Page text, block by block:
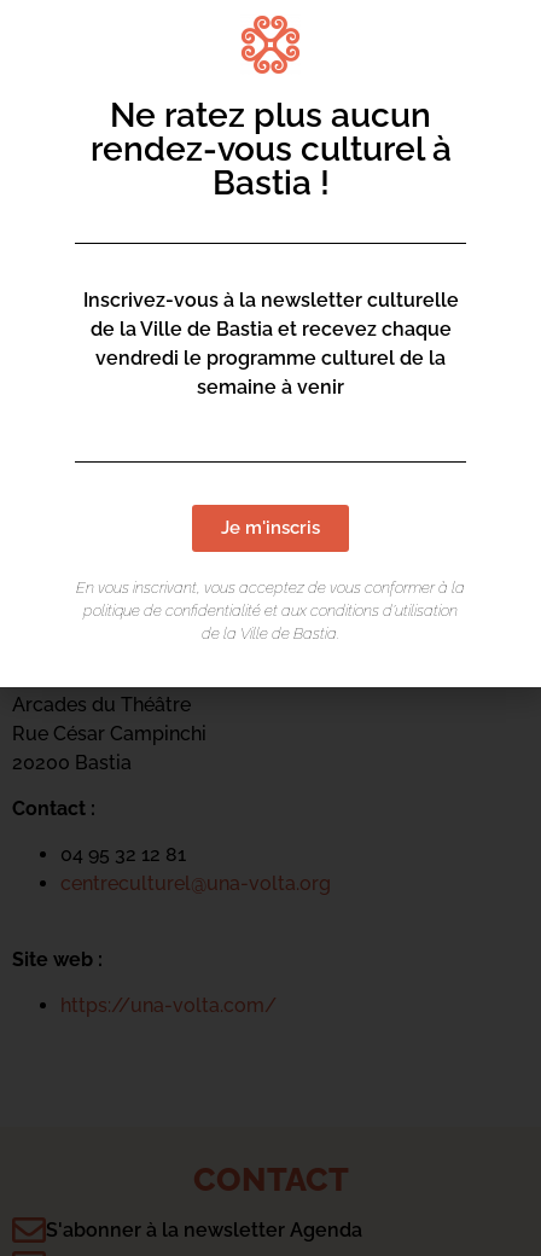
sont proposés certains samedis de l’année.
LIEU DE L'ÉVÉNEMENT
Arcades du Théâtre
Rue César Campinchi
20200 Bastia
Contact :
04 95 32 12 81
centreculturel@una-volta.org
Site web :
https://una-volta.com/
CONTACT
S'abonner à la newsletter Agenda
Ne ratez plus aucun
rendez-vous culturel à
Bastia !
Inscrivez-vous à la newsletter culturelle
de la Ville de Bastia et recevez chaque
vendredi le programme culturel de la
semaine à venir
Je m'inscris
En vous inscrivant, vous acceptez de vous conformer à la
politique de confidentialité et aux conditions d’utilisation
de la Ville de Bastia.